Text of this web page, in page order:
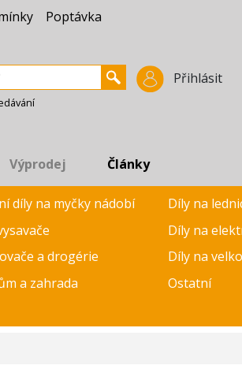
Poptávka
Přihlásit
Výprodej Články
díly na myčky nádobí
Díly na
Díly na
a drogérie
Díly na
a zahrada
Ostatní